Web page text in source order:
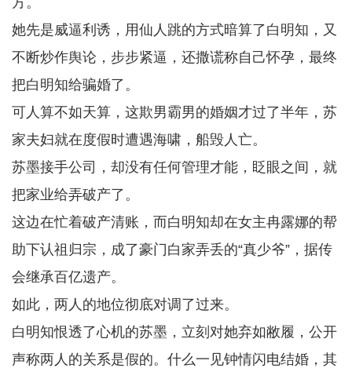
她先是威逼利诱，用仙人跳的方式暗算了白明知，又
不断炒作舆论，步步紧逼，还撒谎称自己怀孕，最终
把白明知给骗婚了。
可人算不如天算，这欺男霸男的婚姻才过了半年，苏
家夫妇就在度假时遭遇海啸，船毁人亡。
苏墨接手公司，却没有任何管理才能，眨眼之间，就
把家业给弄破产了。
这边在忙着破产清账，而白明知却在女主冉露娜的帮
助下认祖归宗，成了豪门白家弄丢的“真少爷”，据传
会继承百亿遗产。
如此，两人的地位彻底对调了过来。
白明知恨透了心机的苏墨，立刻对她弃如敝履，公开
声称两人的关系是假的。什么一见钟情闪电结婚，其